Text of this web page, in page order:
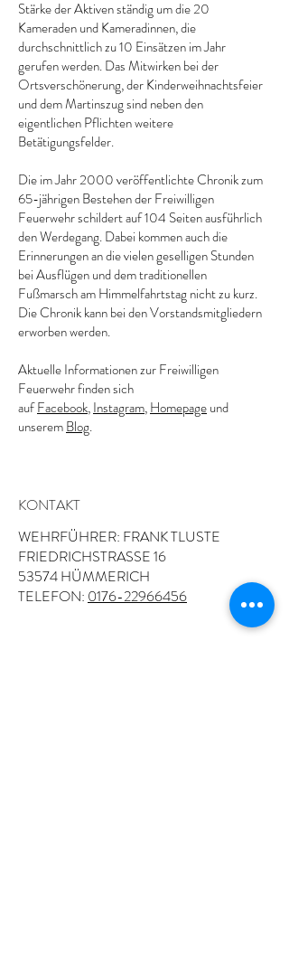
Stärke der Aktiven ständig um die 20
Kameraden und Kameradinnen, die
durchschnittlich zu 10 Einsätzen im Jahr
gerufen werden. Das Mitwirken bei der
Ortsverschönerung, der Kinderweihnachtsfeier
und dem Martinszug sind neben den
eigentlichen Pflichten weitere
Betätigungsfelder.
Die im Jahr 2000 veröffentlichte Chronik zum
65-jährigen Bestehen der Freiwilligen
Feuerwehr schildert auf 104 Seiten ausführlich
den Werdegang. Dabei kommen auch die
Erinnerungen an die vielen geselligen Stunden
bei Ausflügen und dem traditionellen
Fußmarsch am Himmelfahrtstag nicht zu kurz.
Die Chronik kann bei den Vorstandsmitgliedern
erworben werden.
Aktuelle Informationen zur Freiwilligen
Feuerwehr finden sich
aufFacebook,Instagram,Homepageund
unseremBlog.
KONTAKT
WEHRFÜHRER: FRANK TLUSTE
FRIEDRICHSTRASSE 16
53574 HÜMMERICH
TELEFON: 0176-22966456